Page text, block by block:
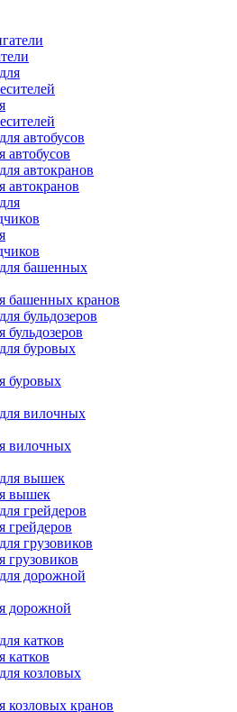
автобусов
автокранов
башенных кранов
бульдозеров
буровых
вилочных
вышек
грейдеров
грузовиков
дорожной
катков
козловых кранов